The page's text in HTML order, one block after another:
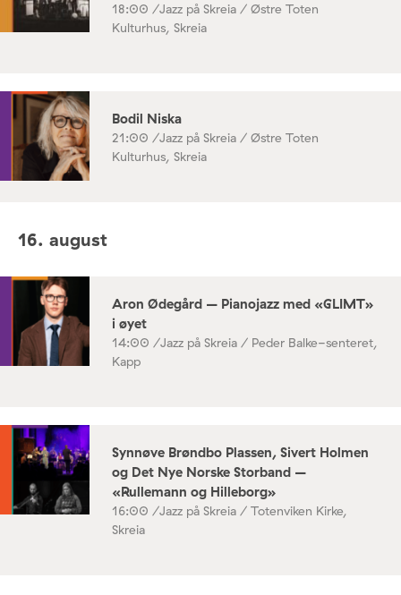
18:00 /Jazz på Skreia / Østre Toten
Kulturhus, Skreia
Bodil Niska
21:00 /Jazz på Skreia / Østre Toten
Kulturhus, Skreia
16. august
Aron Ødegård – Pianojazz med «GLIMT»
i øyet
14:00 /Jazz på Skreia / Peder Balke-senteret,
Kapp
Synnøve Brøndbo Plassen, Sivert Holmen
og Det Nye Norske Storband –
«Rullemann og Hilleborg»
16:00 /Jazz på Skreia / Totenviken Kirke,
Skreia